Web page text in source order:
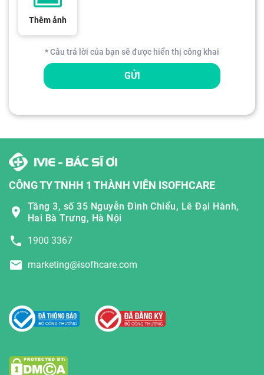
Thêm ảnh
* Câu trả lời của bạn sẽ được hiển thị công khai
GỬI
CÔNG TY TNHH 1 THÀNH VIÊN ISOFHCARE
Tầng 3, số 35 Nguyễn Đình Chiểu, Lê Đại Hành,
Hai Bà Trưng, Hà Nội
1900 3367
marketing@isofhcare.com